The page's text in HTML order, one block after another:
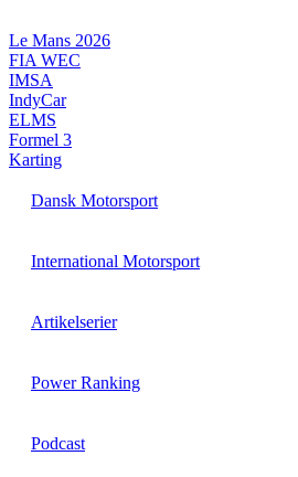
til
indhold
Le Mans 2026
FIA WEC
IMSA
IndyCar
ELMS
Formel 3
Karting
Dansk Motorsport
International Motorsport
Artikelserier
Power Ranking
Podcast